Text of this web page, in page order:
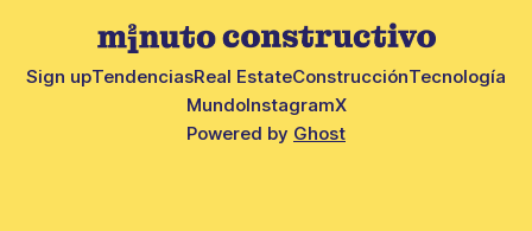
Sign upTendenciasReal EstateConstrucciónTecnología
MundoInstagramX
Powered by Ghost